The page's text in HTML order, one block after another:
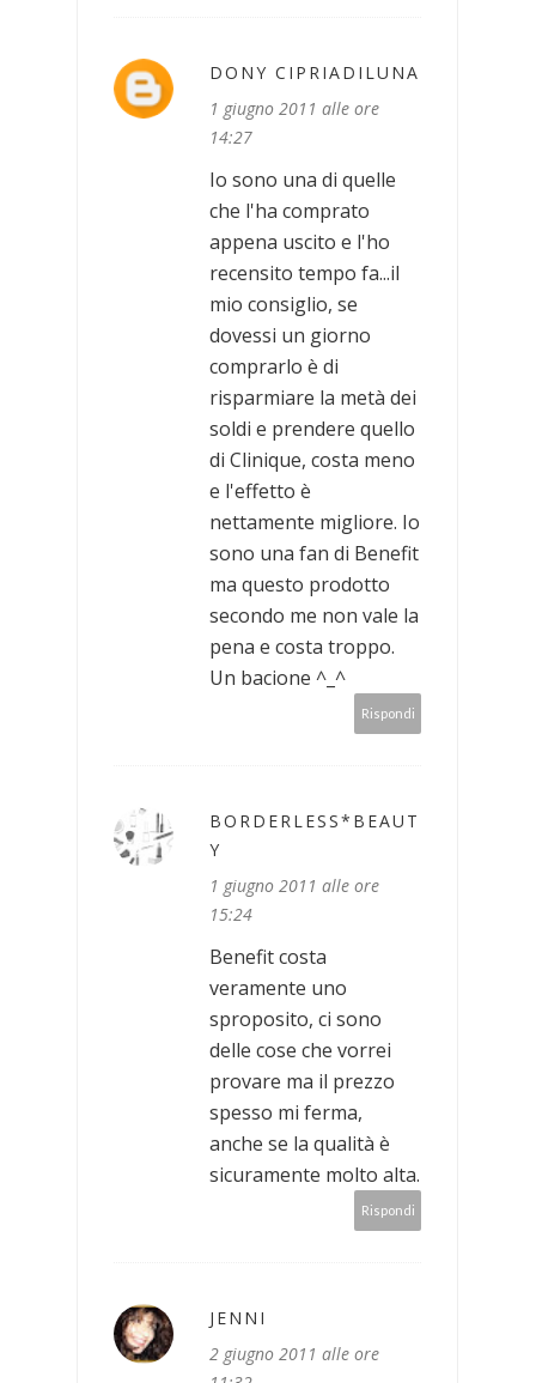
DONY CIPRIADILUNA
1 giugno 2011 alle ore
14:27
Io sono una di quelle
che l'ha comprato
appena uscito e l'ho
recensito tempo fa...il
mio consiglio, se
dovessi un giorno
comprarlo è di
risparmiare la metà dei
soldi e prendere quello
di Clinique, costa meno
e l'effetto è
nettamente migliore. Io
sono una fan di Benefit
ma questo prodotto
secondo me non vale la
pena e costa troppo.
Un bacione ^_^
Rispondi
BORDERLESS*BEAUT
Y
1 giugno 2011 alle ore
15:24
Benefit costa
veramente uno
sproposito, ci sono
delle cose che vorrei
provare ma il prezzo
spesso mi ferma,
anche se la qualità è
sicuramente molto alta.
Rispondi
JENNI
2 giugno 2011 alle ore